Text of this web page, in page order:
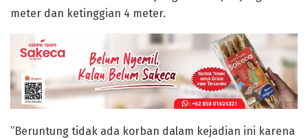
meter dan ketinggian 4 meter.
”Beruntung tidak ada korban dalam kejadian ini karena